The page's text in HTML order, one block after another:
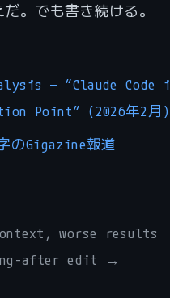
。でも書き続ける。
— “Claude Code
Point” (2026年2月)
のGigazine報道
worse results
after edit →